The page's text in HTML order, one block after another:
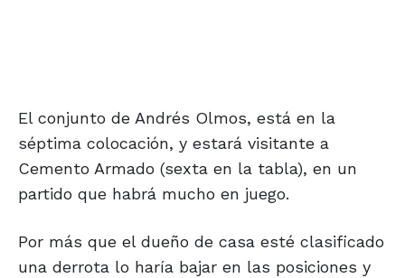
El conjunto de Andrés Olmos, está en la
séptima colocación, y estará visitante a
Cemento Armado (sexta en la tabla), en un
partido que habrá mucho en juego.
Por más que el dueño de casa esté clasificado
una derrota lo haría bajar en las posiciones y